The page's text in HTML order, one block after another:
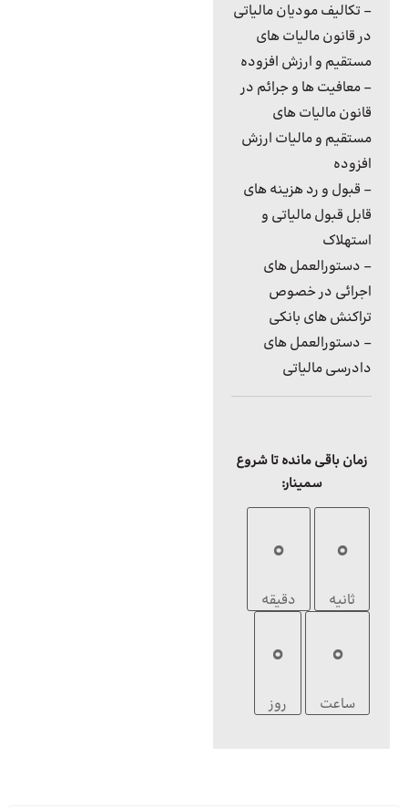
– تکالیف مودیان مالیاتی
در قانون مالیات های
مستقیم و ارزش افزوده
– معافیت ها و جرائم در
قانون مالیات های
مستقیم و مالیات ارزش
افزوده
– قبول و رد هزینه های
قابل قبول مالیاتی و
استهلاک
– دستورالعمل های
اجرائی در خصوص
تراکنش های بانکی
– دستورالعمل های
دادرسی مالیاتی
زمان باقی مانده تا شروع
سمینار:
0
ثانیه
0
دقیقه
0
ساعت
0
روز